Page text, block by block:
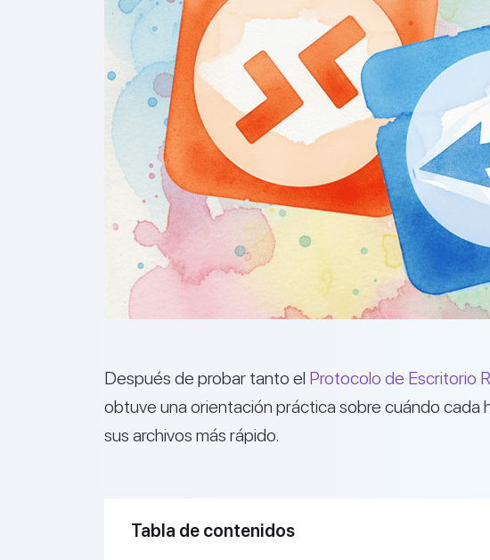
Después de probar tanto el Protocolo de Escritorio
obtuve una orientación práctica sobre cuándo cada
sus archivos más rápido.
Tabla de contenidos